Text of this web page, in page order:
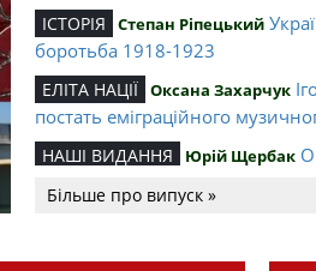
ІСТОРІЯ Степан Ріпецький
боротьба 1918-1923
ЕЛІТА НАЦІЇ Оксана Захарчук
постать еміграційного
НАШІ ВИДАННЯ Юрій Щербак
Романчука
Більше про випуск »